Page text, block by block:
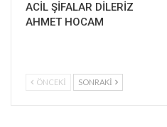
ACİL ŞİFALAR DİLERİZ
AHMET HOCAM
ÖNCEKI SONRAKI